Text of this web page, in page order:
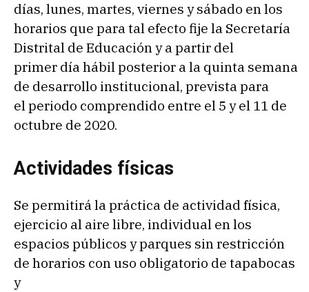
días, lunes, martes, viernes y sábado en los
horarios que para tal efecto fije la Secretaría
Distrital de Educación y a partir del
primer día hábil posterior a la quinta semana
de desarrollo institucional, prevista para
el periodo comprendido entre el 5 y el 11 de
octubre de 2020.
Actividades físicas
Se permitirá la práctica de actividad física,
ejercicio al aire libre, individual en los
espacios públicos y parques sin restricción
de horarios con uso obligatorio de tapabocas
y